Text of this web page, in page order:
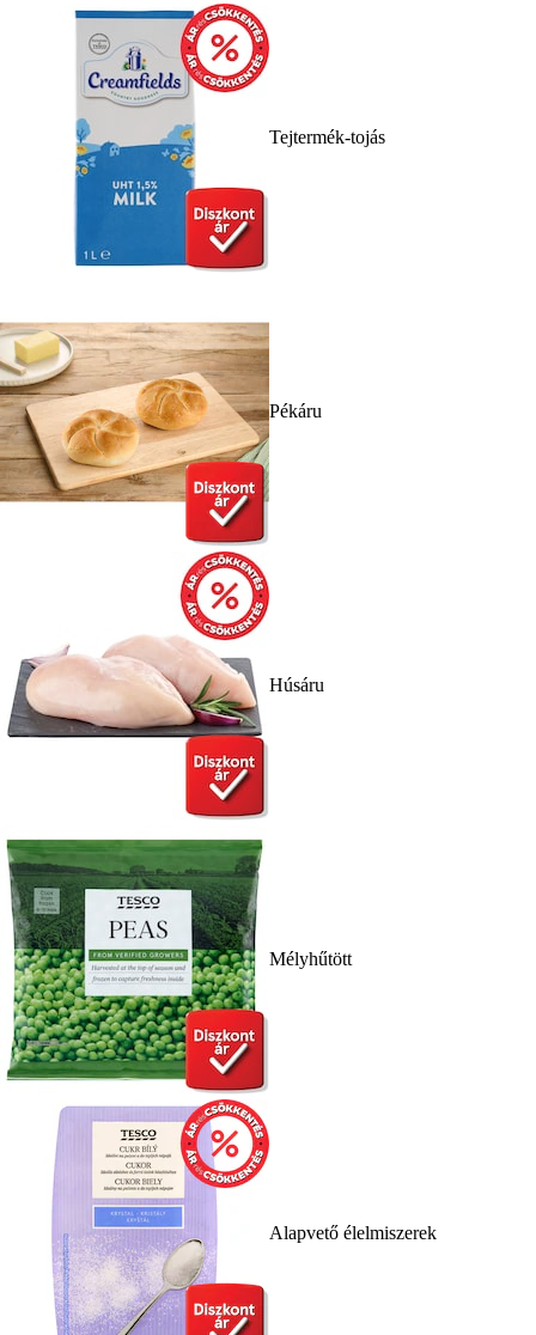
Tejtermék-tojás
Pékáru
Húsáru
Mélyhűtött
Alapvető élelmiszerek